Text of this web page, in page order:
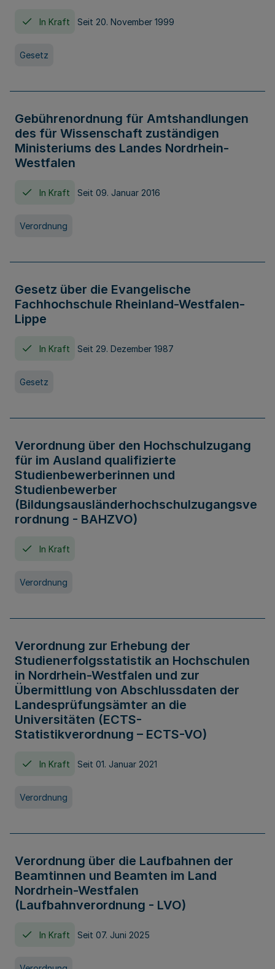
In Kraft Seit 20. November 1999
Gesetz
Gebührenordnung für Amtshandlungen
des für Wissenschaft zuständigen
Ministeriums des Landes Nordrhein-
Westfalen
In Kraft Seit 09. Januar 2016
Verordnung
Gesetz über die Evangelische
Fachhochschule Rheinland-Westfalen-
Lippe
In Kraft Seit 29. Dezember 1987
Gesetz
Verordnung über den Hochschulzugang
für im Ausland qualifizierte
Studienbewerberinnen und
Studienbewerber
(Bildungsausländerhochschulzugangsve
rordnung - BAHZVO)
In Kraft
Verordnung
Verordnung zur Erhebung der
Studienerfolgsstatistik an Hochschulen
in Nordrhein-Westfalen und zur
Übermittlung von Abschlussdaten der
Landesprüfungsämter an die
Universitäten (ECTS-
Statistikverordnung – ECTS-VO)
In Kraft Seit 01. Januar 2021
Verordnung
Verordnung über die Laufbahnen der
Beamtinnen und Beamten im Land
Nordrhein-Westfalen
(Laufbahnverordnung - LVO)
In Kraft Seit 07. Juni 2025